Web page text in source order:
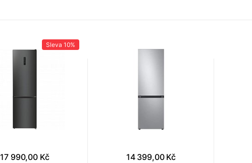
Sleva 10%
17 990,00 Kč 14 399,00 Kč